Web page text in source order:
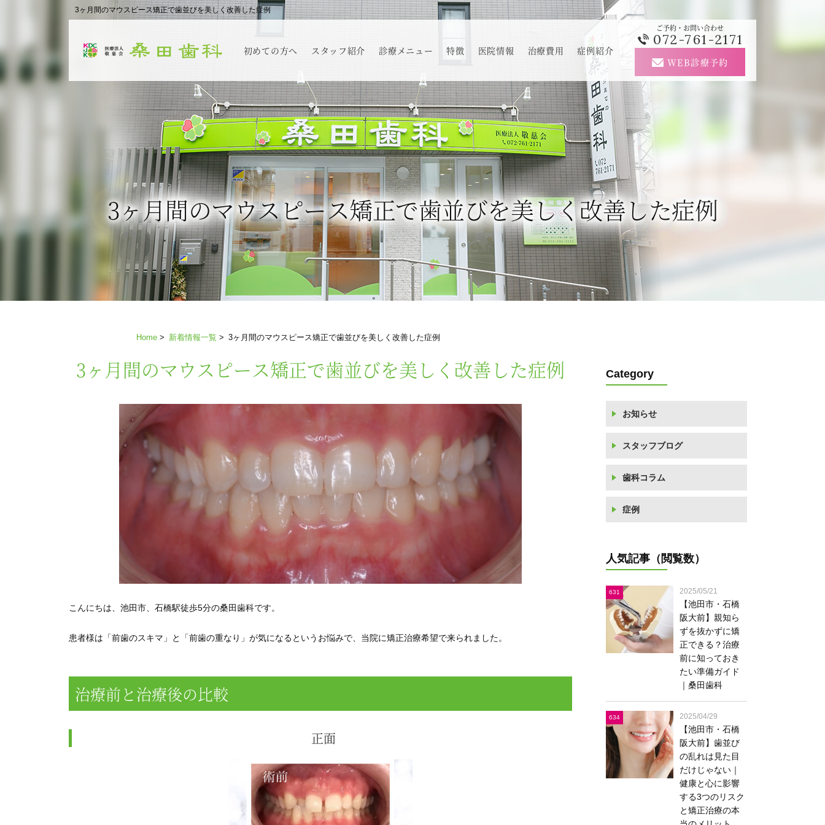
3ヶ月間のマウスピース矯正で歯並びを美しく改善した症例
初めての方へ スタッフ紹介 診療メニュー 特徴 医院情報 治療費用 症例紹介
ご予約・お問い合わせ
072-761-2171
WEB診療予約
3ヶ月間のマウスピース矯正で歯並びを美しく改善した症例
Home > 新着情報一覧 > 3ヶ月間のマウスピース矯正で歯並びを美しく改善した症例
3ヶ月間のマウスピース矯正で歯並びを美しく改善した症例
こんにちは、池田市、石橋駅徒歩5分の桑田歯科です。
患者様は「前歯のスキマ」と「前歯の重なり」が気になるというお悩みで、当院に矯正治療希望で来られました。
治療前と治療後の比較
正面
Category
お知らせ
スタッフブログ
歯科コラム
症例
人気記事（閲覧数）
631 2025/05/21
【池田市・石橋
阪大前】親知ら
ずを抜かずに矯
正できる？治療
前に知っておき
たい準備ガイド
｜桑田歯科
634 2025/04/29
【池田市・石橋
阪大前】歯並び
の乱れは見た目
だけじゃない｜
健康と心に影響
する3つのリスク
と矯正治療の本